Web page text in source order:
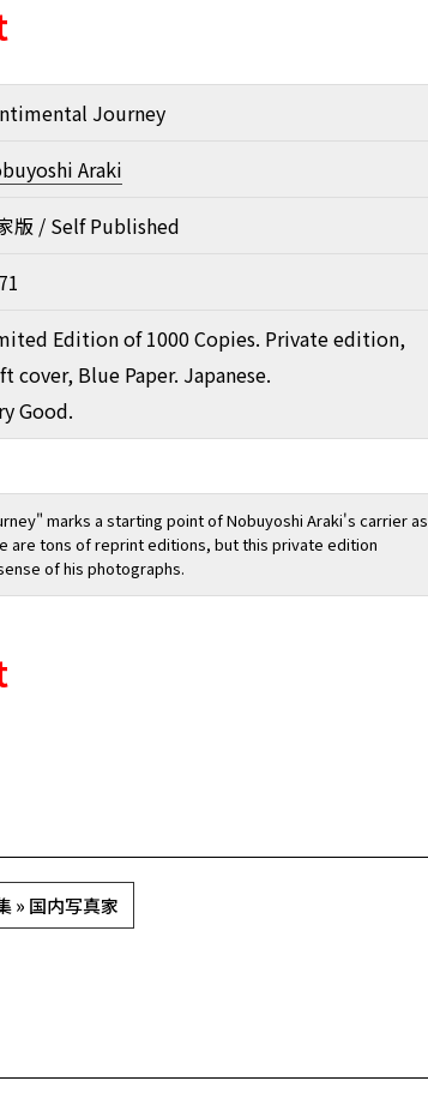
Journey
Araki
版 / Self Published
Edition of 1000 Copies. Private edition,
cover, Blue Paper. Japanese.
Good.
marks a starting point of Nobuyoshi Araki's carrier as
are tons of reprint editions, but this private edition
of his photographs.
» 国内写真家